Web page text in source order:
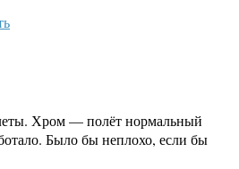
Хром — полёт нормальный
Было бы неплохо, если бы